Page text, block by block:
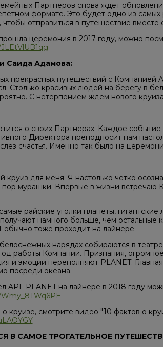
Партнеров снова ждет
формате. Это будет одно из самых
чтобы отправиться в путешествие
церемония в 2017 году, можно
Саида Адамова:
прекрасных путешествий с Компанией
Столько красивых людей на берегу в
С нетерпением ждем нового
о своих Партнерах. Каждое
Директора преподносит нам
счастья. Именно так было на
круиз для меня. Я настолько четко
пор мурашки. Впервые в жизни встречаю
райские уголки планеты,
намного больше, чем остальные
обычно тоже проходит на лайнере.
нарядах собираются в
работы Компании. Признания,
и эмоции переполняют PLANET.
посреди океана.
APL PLANET на лайнере в 2018 году
круизе, смотрите видео "10 фактов о
В САМОЕ ТРОГАТЕЛЬНОЕ